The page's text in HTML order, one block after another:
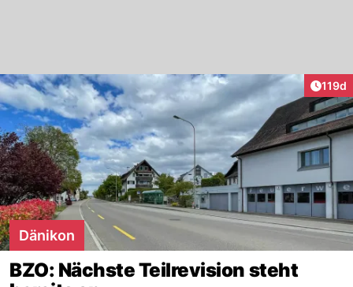
119d
Dänikon
BZO: Nächste Teilrevision steht